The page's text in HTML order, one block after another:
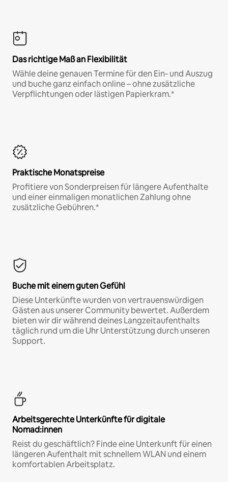
Das richtige Maß an Flexibilität
Wähle deine genauen Termine für den Ein- und Auszug
und buche ganz einfach online – ohne zusätzliche
Verpflichtungen oder lästigen Papierkram.*
Praktische Monatspreise
Profitiere von Sonderpreisen für längere Aufenthalte
und einer einmaligen monatlichen Zahlung ohne
zusätzliche Gebühren.*
Buche mit einem guten Gefühl
Diese Unterkünfte wurden von vertrauenswürdigen
Gästen aus unserer Community bewertet. Außerdem
bieten wir dir während deines Langzeitaufenthalts
täglich rund um die Uhr Unterstützung durch unseren
Support.
Arbeitsgerechte Unterkünfte für digitale
Nomad:innen
Reist du geschäftlich? Finde eine Unterkunft für einen
längeren Aufenthalt mit schnellem WLAN und einem
komfortablen Arbeitsplatz.